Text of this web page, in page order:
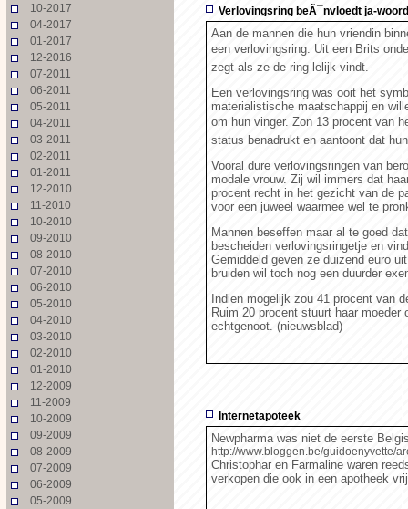
10-2017
04-2017
01-2017
12-2016
07-2011
06-2011
05-2011
04-2011
03-2011
02-2011
01-2011
12-2010
11-2010
10-2010
09-2010
08-2010
07-2010
06-2010
05-2010
04-2010
03-2010
02-2010
01-2010
12-2009
11-2009
10-2009
09-2009
08-2009
07-2009
06-2009
05-2009
Verlovingsring beÃ¯nvloedt ja-woord
Aan de mannen die hun vriendin
een verlovingsring. Uit een Brits
zegt als ze de ring lelijk vindt.
Een verlovingsring was ooit het
materialistische maatschappij en
om hun vinger. Zon 13 procent van
status benadrukt en aantoont dat
Vooral dure verlovingsringen van
modale vrouw. Zij wil immers dat
procent recht in het gezicht van de
voor een juweel waarmee wel te
Mannen beseffen maar al te goed
bescheiden verlovingsringetje en
Gemiddeld geven ze duizend euro
bruiden wil toch nog een duurder
Indien mogelijk zou 41 procent van
Ruim 20 procent stuurt haar
echtgenoot. (nieuwsblad)
Internetapoteek
Newpharma was niet de eerste
http://www.bloggen.be/guidoenyvette/
Christophar en Farmaline waren
verkopen die ook in een apotheek